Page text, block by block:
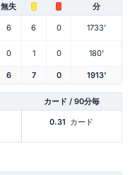
無失 分
6 6 0 1733'
0 1 0 180'
6 7 0 1913'
カード / 90分毎
0.31 カード